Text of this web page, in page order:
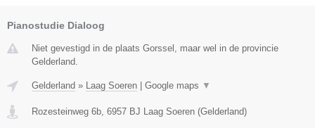
Pianostudie Dialoog
Niet gevestigd in de plaats Gorssel, maar wel in de provincie
Gelderland.
Gelderland » Laag Soeren | Google maps ▼
Rozesteinweg 6b 6957 BJ Laag Soeren (Gelderland)